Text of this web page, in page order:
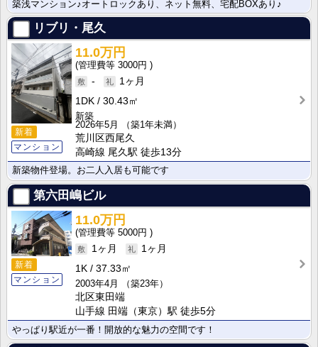
築浅マンション♪オートロックあり、ネット無料、宅配BOXあり♪
リブリ・尾久
新着
マンション
11.0万円
3000円
-
1ヶ月
1DK
30.43㎡
新築
2026年5月
（築1年未満）
荒川区西尾久
高崎線 尾久駅 徒歩13分
新築物件登場。お二人入居も可能です
第六田嶋ビル
新着
マンション
11.0万円
5000円
1ヶ月
1ヶ月
1K
37.33㎡
2003年4月
（築23年）
北区東田端
山手線 田端（東京）駅 徒歩5分
やっぱり駅近が一番！開放的な魅力の空間です！